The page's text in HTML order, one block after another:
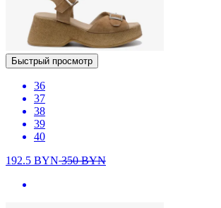
Быстрый просмотр
36
37
38
39
40
192.5 BYN350BYN